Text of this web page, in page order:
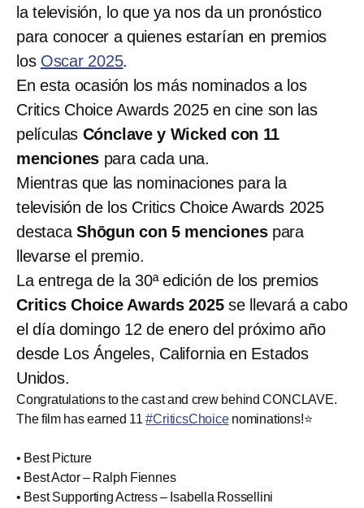
la televisión, lo que ya nos da un pronóstico
para conocer a quienes estarían en premios
los Oscar 2025.
En esta ocasión los más nominados a los
Critics Choice Awards 2025 en cine son las
películas Cónclave y Wicked con 11
menciones para cada una.
Mientras que las nominaciones para la
televisión de los Critics Choice Awards 2025
destacaShōgun con 5 mencionespara
llevarse el premio.
La entrega de la 30ª edición de los premios
Critics Choice Awards 2025se llevará a cabo
el día domingo 12 de enero del próximo año
desde Los Ángeles, California en Estados
Unidos.
Congratulations to the cast and crew behind CONCLAVE.
The film has earned 11#CriticsChoicenominations!⭐️
• Best Picture
• Best Actor – Ralph Fiennes
• Best Supporting Actress – Isabella Rossellini